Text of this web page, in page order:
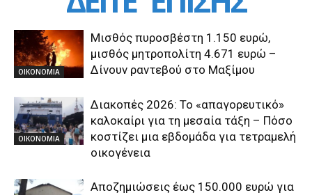
ΟΙΚΟΝΟΜΙΑ
Μισθός πυροσβέστη 1.150 ευρώ,
μισθός μητροπολίτη 4.671 ευρώ –
Δίνουν ραντεβού στο Μαξίμου
ΟΙΚΟΝΟΜΙΑ
Διακοπές 2026: Το «απαγορευτικό»
καλοκαίρι για τη μεσαία τάξη – Πόσο
κοστίζει μια εβδομάδα για τετραμελή
οικογένεια
Αποζημιώσεις έως 150.000 ευρώ για